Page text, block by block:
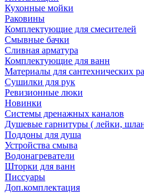
Кухонные мойки
Раковины
Комплектующие для смесителей
Смывные бачки
Сливная арматура
Комплектующие для ванн
Материалы для сантехнических
Сушилки для рук
Ревизионные люки
Новинки
Системы дренажных каналов
Душевые гарнитуры ( лейки,
Поддоны для душа
Устройства смыва
Водонагреватели
Шторки для ванн
Писсуары
Доп.комплектация